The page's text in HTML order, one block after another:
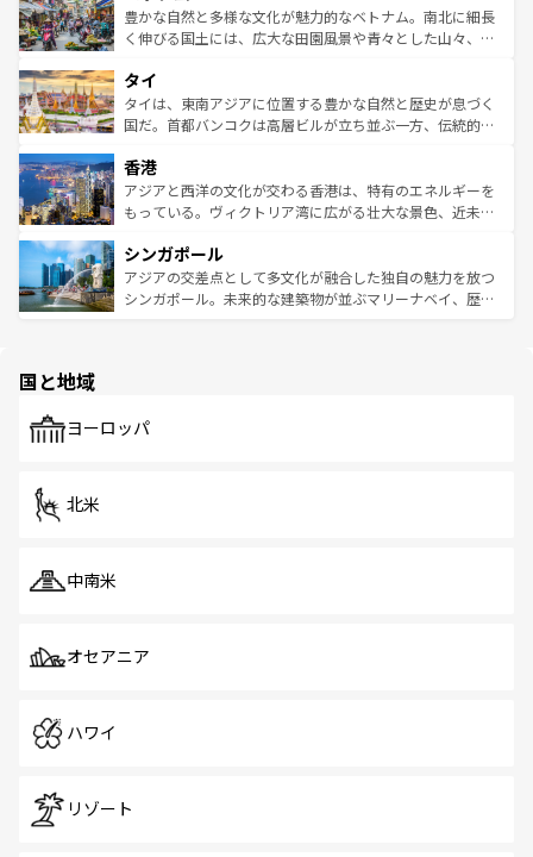
が味わえる。 なお、新着の台湾情報は コンテンツ一覧を参
照してほしい。
できる。そして、キムチや焼肉、絶品のストリートフード
まで、さまざまな韓国料理が待っている。夜には、韓国な
リティに包まれながら、韓国の多彩な魅力を心ゆくまで味
わってみてほしい。 なお、新着の韓国情報はコンテンツ一
覧を参照してほしい。
豊かな自然と多様な文化が魅力的なベトナム。南北に細長
く伸びる国土には、広大な田園風景や青々とした山々、世
急速な発展と共に伝統が息づく。ハノイの古い町並みやホ
ーチミン市のフランス統治時代の建物も、独特の雰囲気を
醸し出している。また、バラエティの豊かさとおいしさで
とつ。フォーやバインミー、ベトナムコーヒーなどは、ぜ
ひ現地で味わいたい。どの地域を訪れてもあたたかい人々
が旅行者を迎えてくれるので、きっと忘れられない旅にな
参照してほしい。
タイ
タイは、東南アジアに位置する豊かな自然と歴史が息づく
国だ。首都バンコクは高層ビルが立ち並ぶ一方、伝統的な
の活気が交差している。北部ではチェンマイなどの山岳地
帯で自然と触れ合い、南部ではプーケットやクラビの美し
いビーチでリゾート気分を楽しむことができる。タイ料理
激する。気候は一年中温暖で、どの季節にも異なる楽しみ
が待っている。親しみやすいタイの人々、仏教を中心とし
た文化、そして多様な観光資源が、訪れる旅人を魅了し続
香港
アジアと西洋の文化が交わる香港は、特有のエネルギーを
もっている。ヴィクトリア湾に広がる壮大な景色、近未来
み、どこを訪れても感動するはず。観光スポットが密集し
ており、効率よく見どころを回れるのも魅力。息をのむよ
うな絶景から文化的な体験まで、香港を存分に楽しみ尽く
シンガポール
アジアの交差点として多文化が融合した独自の魅力を放つ
シンガポール。未来的な建築物が並ぶマリーナベイ、歴史
で、ホーカーズは地元の風情を楽しめる外せないスポット
国と地域
ヨーロッパ
北米
中南米
オセアニア
ハワイ
リゾート